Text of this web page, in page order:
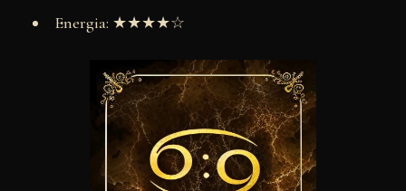
Energia: ★★★★☆